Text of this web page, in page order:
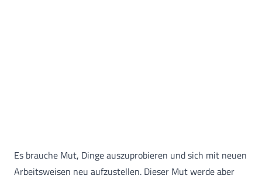
Es brauche Mut, Dinge auszuprobieren und sich mit neuen
Arbeitsweisen neu aufzustellen. Dieser Mut werde aber